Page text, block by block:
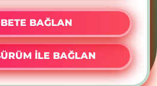
BAĞLAN
İLE BAĞLAN